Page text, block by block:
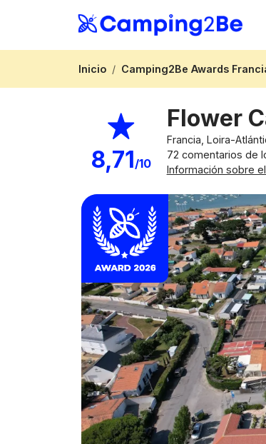
Inicio Camping2Be Awards
8,71/10
Flower
Francia, Loira-
72 comentarios de
Información sobre